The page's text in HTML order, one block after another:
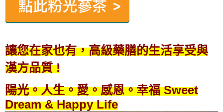
讓您在家也有，高級藥膳的生活享受與
漢方品質 !
陽光。人生。愛。感恩。幸福 Sweet
Dream & Happy Life